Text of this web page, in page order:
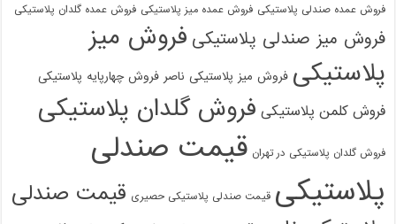
فروش عمده صندلی پلاستیکی فروش عمده میز پلاستیکی فروش عمده گلدان پلاستیکی
فروش میز صندلی پلاستیکی فروش میز
پلاستیکی فروش میز پلاستیکی ناصر فروش چهارپایه پلاستیکی
فروش کلمن پلاستیکی فروش گلدان پلاستیکی
فروش گلدان پلاستیکی در تهران قیمت صندلی
پلاستیکی قیمت صندلی پلاستیکی حصیری قیمت صندلی